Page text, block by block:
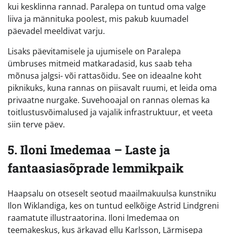
kui kesklinna rannad. Paralepa on tuntud oma valge
liiva ja männituka poolest, mis pakub kuumadel
päevadel meeldivat varju.
Lisaks päevitamisele ja ujumisele on Paralepa
ümbruses mitmeid matkaradasid, kus saab teha
mõnusa jalgsi- või rattasõidu. See on ideaalne koht
piknikuks, kuna rannas on piisavalt ruumi, et leida oma
privaatne nurgake. Suvehooajal on rannas olemas ka
toitlustusvõimalused ja vajalik infrastruktuur, et veeta
siin terve päev.
5. Iloni Imedemaa – Laste ja
fantaasiasõprade lemmikpaik
Haapsalu on otseselt seotud maailmakuulsa kunstniku
Ilon Wiklandiga, kes on tuntud eelkõige Astrid Lindgreni
raamatute illustraatorina. Iloni Imedemaa on
teemakeskus, kus ärkavad ellu Karlsson, Lärmisepa